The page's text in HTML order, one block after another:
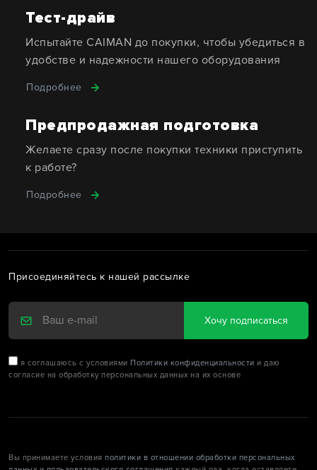
Тест-драйв
Испытайте CAIMAN до покупки, чтобы убедиться в
удобстве и надежности нашего оборудования
Подробнее
Предпродажная подготовка
Желаете сразу после покупки техники приступить
к работе?
Подробнее
Присоединяйтесь к нашей рассылке
Хочу подписаться
я соглашаюсь с условиями Политики конфиденциальности и даю
согласие на обработку персональных данных на их основе
Вы принимаете условия политики в отношении обработки персональных